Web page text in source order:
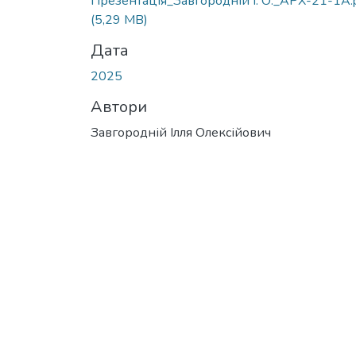
(5,29 MB)
Дата
2025
Автори
Завгородній Ілля Олексійович